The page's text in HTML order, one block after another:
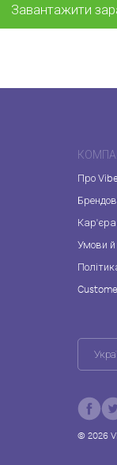
Завантажити
Про
Кар'єра
Умови й
© 2026